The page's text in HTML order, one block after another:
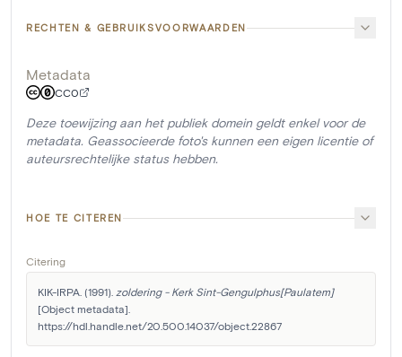
RECHTEN & GEBRUIKSVOORWAARDEN
Metadata
CC0
Deze toewijzing aan het publiek domein geldt enkel voor de
metadata. Geassocieerde foto's kunnen een eigen licentie of
auteursrechtelijke status hebben.
HOE TE CITEREN
Citering
KIK-IRPA. (1991). zoldering - Kerk Sint-Gengulphus[Paulatem]
[Object metadata].
https://hdl.handle.net/20.500.14037/object.22867